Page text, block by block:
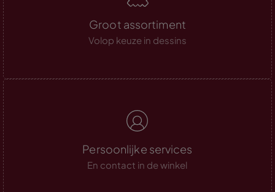
Groot assortiment
Volop keuze in dessins
Persoonlijke services
En contact in de winkel